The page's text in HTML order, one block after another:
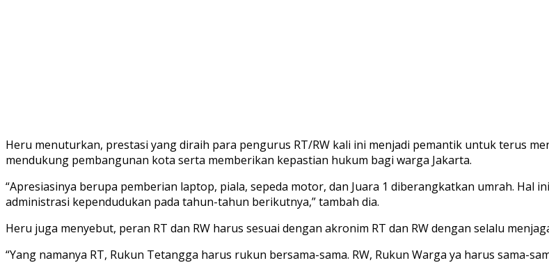
Heru menuturkan, prestasi yang diraih para pengurus RT/RW kali ini menjadi pemantik untuk terus
mendukung pembangunan kota serta memberikan kepastian hukum bagi warga Jakarta.
“Apresiasinya berupa pemberian laptop, piala, sepeda motor, dan Juara 1 diberangkatkan umrah. Hal
administrasi kependudukan pada tahun-tahun berikutnya,” tambah dia.
Heru juga menyebut, peran RT dan RW harus sesuai dengan akronim RT dan RW dengan selalu
“Yang namanya RT, Rukun Tetangga harus rukun bersama-sama. RW, Rukun Warga ya harus sama-